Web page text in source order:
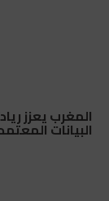
المغرب يعزز
البيانات